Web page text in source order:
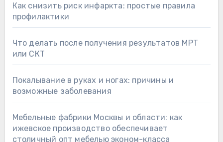
Как снизить риск инфаркта: простые правила
профилактики
Что делать после получения результатов МРТ
или СКТ
Покалывание в руках и ногах: причины и
возможные заболевания
Мебельные фабрики Москвы и области: как
ижевское производство обеспечивает
столичный опт мебелью эконом-класса